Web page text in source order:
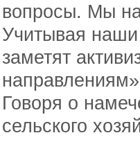
вопросы. Мы
Учитывая
заметят
Говоря о
сельского